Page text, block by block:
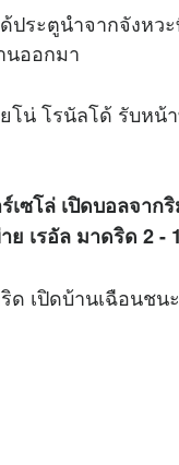
ประตูนำจากจังหว
นออกมา
โน่ โรนัลโด้ รับหน้
ซโล่ เปิดบอลจาก
เรอัล มาดริด 2 -
เปิดบ้านเฉือนชน